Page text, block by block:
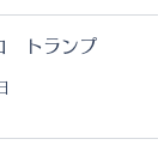
トランプ